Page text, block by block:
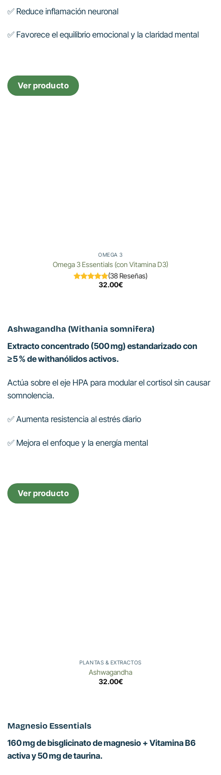
✅ Reduce inflamación neuronal
✅ Favorece el equilibrio emocional y la claridad mental
Ver producto
OMEGA 3
Omega 3 Essentials (con Vitamina D3)
(38 Reseñas)
32.00€
Ashwagandha (Withania somnifera)
Extracto concentrado (500 mg) estandarizado con
≥ 5 % de withanólidos activos.
Actúa sobre el eje HPA para modular el cortisol sin causar
somnolencia.
✅ Aumenta resistencia al estrés diario
✅ Mejora el enfoque y la energía mental
Ver producto
PLANTAS & EXTRACTOS
Ashwagandha
32.00€
Magnesio Essentials
160 mg de bisglicinato de magnesio + Vitamina B6
activa y 50 mg de taurina.